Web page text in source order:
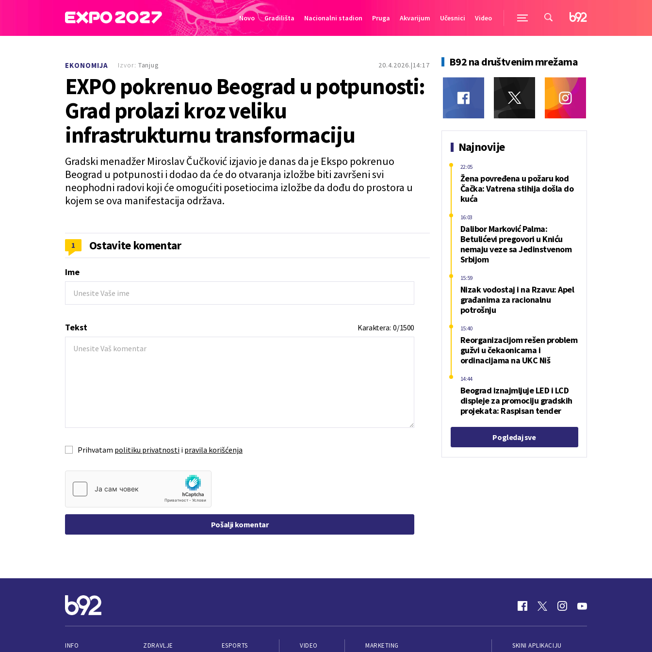
Novo Gradilišta Nacionalni stadion Pruga Akvarijum Učesnici Video
EKONOMIJA 20.4.2026. 14:17
EXPO pokrenuo Beograd u potpunosti:
Grad prolazi kroz veliku
infrastrukturnu transformaciju
Gradski menadžer Miroslav Čučković izjavio je danas da je Ekspo pokrenuo
Beograd u potpunosti i dodao da će do otvaranja izložbe biti završeni svi
neophodni radovi koji će omogućiti posetiocima izložbe da dođu do prostora u
kojem se ova manifestacija održava.
Izvor: Tanjug
1 Ostavite komentar
Ime
Tekst Karaktera:0/1500
Prihvatam politiku privatnosti i pravila korišćenja
Pošalji komentar
B92 na društvenim mrežama
Najnovije
Žena povređena u požaru kod
Čačka: Vatrena stihija došla do
kuća
22:05
Dalibor Marković Palma:
Betulićevi pregovori u Kniću
nemaju veze sa Jedinstvenom
Srbijom
16:03
Nizak vodostaj i na Rzavu: Apel
građanima za racionalnu
potrošnju
15:59
Reorganizacijom rešen problem
gužvi u čekaonicama i
ordinacijama na UKC Niš
15:40
Beograd iznajmljuje LED i LCD
displeje za promociju gradskih
projekata: Raspisan tender
14:44
Pogledaj sve
INFO ZDRAVLJE ESPORTS VIDEO MARKETING SKINI APLIKACIJU